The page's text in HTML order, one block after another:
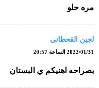
مره حلو
لجين القحطاني
2022/01/31 الساعة 20:57
بصراحه اهنيكم ي البستان